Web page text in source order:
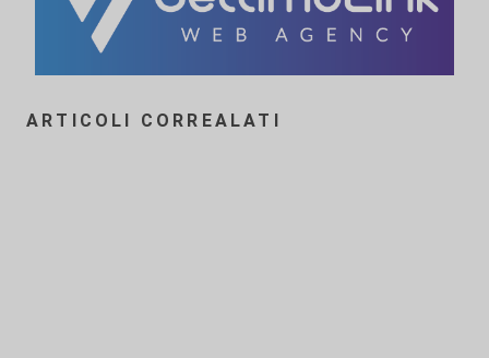
ARTICOLI CORREALATI